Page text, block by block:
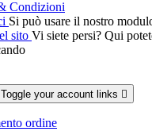
Condizioni
Si può usare il nostro
sito Vi siete persi? Qui
Toggle your account links 
ordine